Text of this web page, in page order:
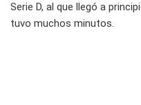
Serie D, al que llegó a
tuvo muchos minutos.